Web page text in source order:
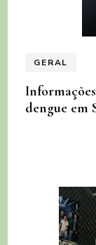
GERAL
dengue em